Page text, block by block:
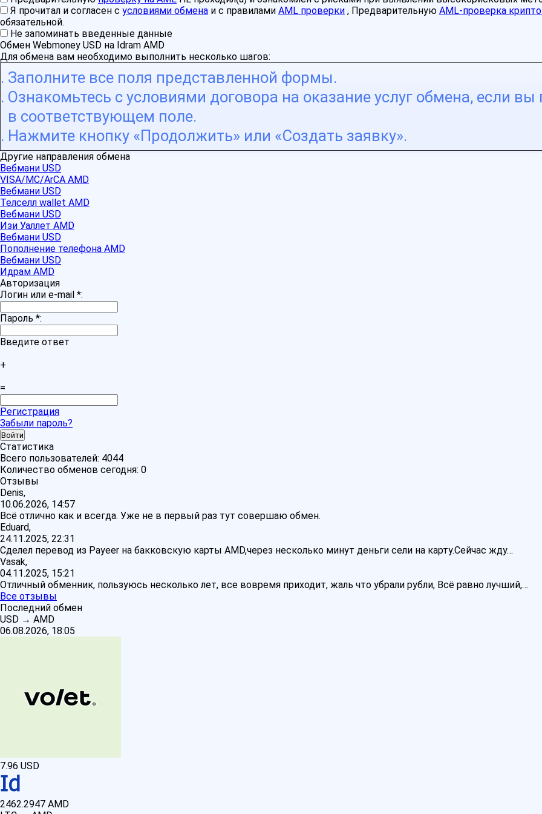
Я прочитал и согласен с условиями обмена и с правилами AML проверки , Предварительную AML-проверка
обязательной.
Не запоминать введенные данные
Обмен Webmoney USD на Idram AMD
Для обмена вам необходимо выполнить несколько шагов:
Заполните все поля представленной формы.
Ознакомьтесь с условиями договора на оказание услуг обмена, если вы
в соответствующем поле.
Нажмите кнопку «Продолжить» или «Создать заявку».
Другие направления обмена
Вебмани USD
VISA/MC/ArCA AMD
Вебмани USD
Телселл wallet AMD
Вебмани USD
Изи Уаллет AMD
Вебмани USD
Пополнение телефона AMD
Вебмани USD
Идрам AMD
Авторизация
Логин или e-mail *:
Пароль *:
Введите ответ
+
=
Регистрация
Забыли пароль?
Статистика
Всего пользователей: 4044
Количество обменов сегодня: 0
Отзывы
Denis,
10.06.2026, 14:57
Всё отлично как и всегда. Уже не в первый раз тут совершаю обмен.
Eduard,
24.11.2025, 22:31
Сделел перевод из Payeer на бакковскую карты AMD,через несколько минут деньги сели на карту.Сейчас жду…
Vasak,
04.11.2025, 15:21
Отличный обменник, пользуюсь несколько лет, все вовремя приходит, жаль что убрали рубли, Всё равно лучший,…
Все отзывы
Последний обмен
USD → AMD
06.08.2026, 18:05
7.96 USD
2462.2947 AMD